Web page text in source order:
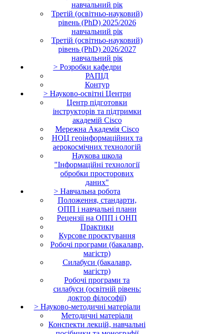
навчальний рік
Третій (освітньо-науковий)
рівень (PhD) 2025/2026
навчальний рік
Третій (освітньо-науковий)
рівень (PhD) 2026/2027
навчальний рік
> Розробки кафедри
РАПІД
Контур
> Науково-освітні Центри
Центр підготовки
інструкторів та підтримки
академій Cisco
Мережна Академія Cisco
НОЦ геоінформаційних та
аерокосмічних технологій
Наукова школа
"Інформаційні технології
обробки просторових
даних"
> Навчальна робота
Положення, стандарти,
ОПП і навчальні плани
Рецензії на ОПП і ОНП
Практики
Курсове проєктування
Робочі програми (бакалавр,
магістр)
Силабуси (бакалавр,
магістр)
Робочі програми та
силабуси (освітній рівень:
доктор філософії)
> Науково-методичні матеріали
Методичні матеріали
Конспекти лекцій, навчальні